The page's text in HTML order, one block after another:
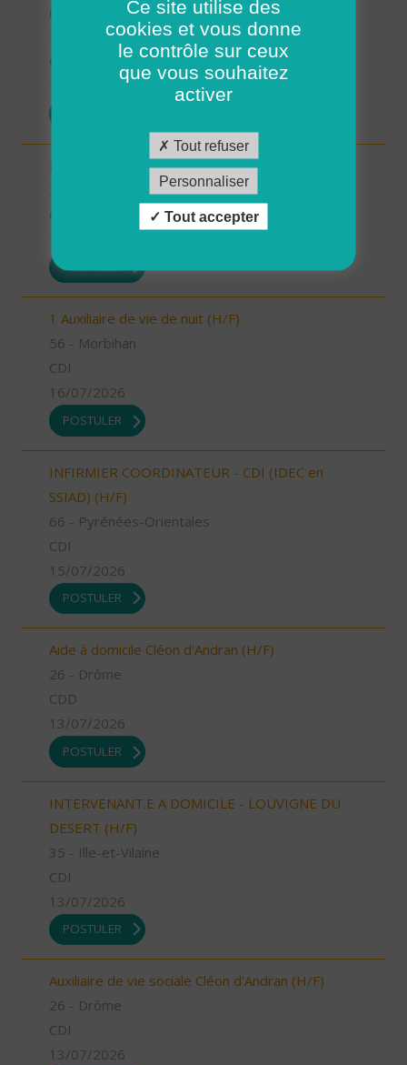
(H/F)
35 - Ille-et-Vilaine
Encadrant.e de proximité - Chateaubourg (H/F)
35 - Ille-et-Vilaine
POSTULER
1 Auxiliaire de vie de nuit (H/F)
56 - Morbihan
CDI
16/07/2026
POSTULER
INFIRMIER COORDINATEUR - CDI (IDEC en
SSIAD) (H/F)
66 - Pyrénées-Orientales
CDI
15/07/2026
POSTULER
Aide à domicile Cléon d'Andran (H/F)
26 - Drôme
CDD
13/07/2026
POSTULER
INTERVENANT.E A DOMICILE - LOUVIGNE DU
DESERT (H/F)
35 - Ille-et-Vilaine
CDI
13/07/2026
POSTULER
Auxiliaire de vie sociale Cléon d'Andran (H/F)
26 - Drôme
CDI
13/07/2026
Ce site utilise des
cookies et vous donne
le contrôle sur ceux
que vous souhaitez
activer
Tout refuser
Personnaliser
Tout accepter